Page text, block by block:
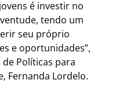
é investir no
tendo um
seu próprio
e oportunidades”,
Políticas para
Fernanda Lordelo.